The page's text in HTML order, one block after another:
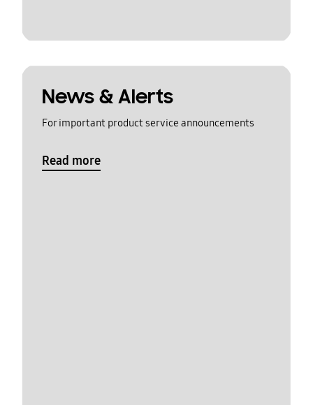
News & Alerts
For important product service announcements
Read more